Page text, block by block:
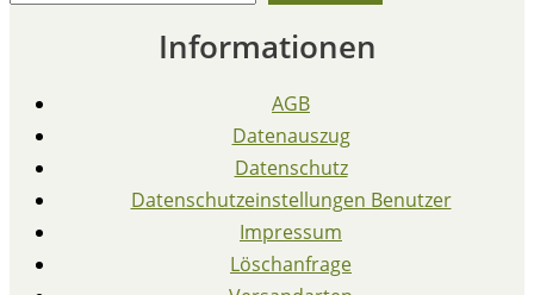
Informationen
AGB
Datenauszug
Datenschutz
Datenschutzeinstellungen Benutzer
Impressum
Löschanfrage